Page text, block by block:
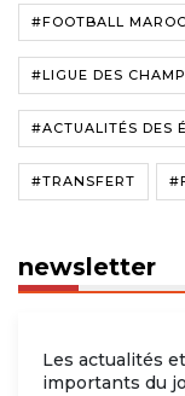
#FOOTBALL
#LIGUE DES
#ACTUALITÉS DES
#TRANSFERT
newsletter
Les actualités
importants du